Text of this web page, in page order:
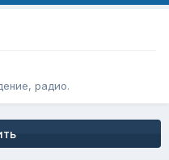
радио.